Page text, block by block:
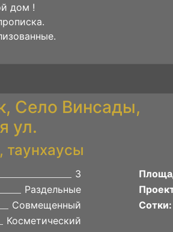
дом !
Село Винсады,
ул.
таунхаусы
3
Раздельные
Совмещенный
Косметический
Сотки: